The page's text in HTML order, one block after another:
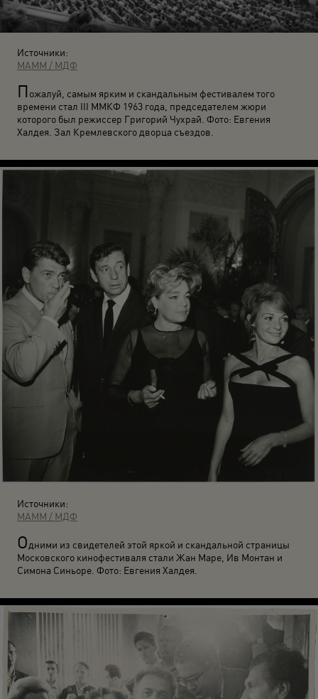
Источники:
МАММ / МДФ
Пожалуй, самым ярким и скандальным фестивалем того
времени стал III ММКФ 1963 года, председателем жюри
которого был режиссер Григорий Чухрай. Фото: Евгения
Халдея. Зал Кремлевского дворца съездов.
Источники:
МАММ / МДФ
Одними из свидетелей этой яркой и скандальной страницы
Московского кинофестиваля стали Жан Маре, Ив Монтан и
Симона Синьоре. Фото: Евгения Халдея.